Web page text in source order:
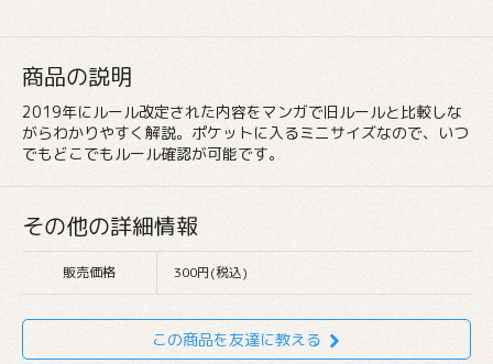
商品の説明
2019年にルール改定された内容をマンガで旧ルールと比較しな
がらわかりやすく解説。ポケットに入るミニサイズなので、いつ
でもどこでもルール確認が可能です。
その他の詳細情報
販売価格 300円(税込)
この商品を友達に教える